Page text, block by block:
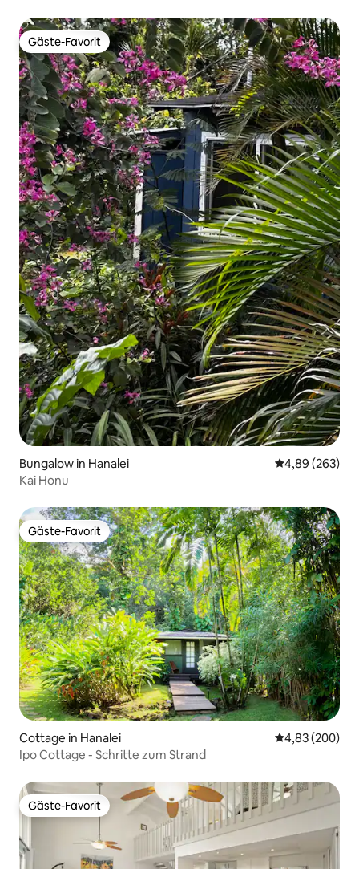
Gäste-Favorit
Gäste-Favorit
Bungalow in Hanalei
4,89 (263)
Kai Honu
Gäste-Favorit
Gäste-Favorit
Cottage in Hanalei
4,83 (200)
Ipo Cottage - Schritte zum Strand
Gäste-Favorit
Gäste-Favorit